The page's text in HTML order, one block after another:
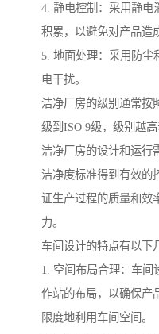
4. 静电控制：采用静电
积累，以避免对产品造
5. 地面处理：采用防尘
电干扰。
洁净厂房的级别通常按
级到ISO 9级，级别越
洁净厂房的设计和运行
洁净度标准得到有效的
证生产过程的质量和效
力。
车间设计的特点有以下
1. 空间布局合理：车间
作站的布局，以确保产
限度地利用车间空间。